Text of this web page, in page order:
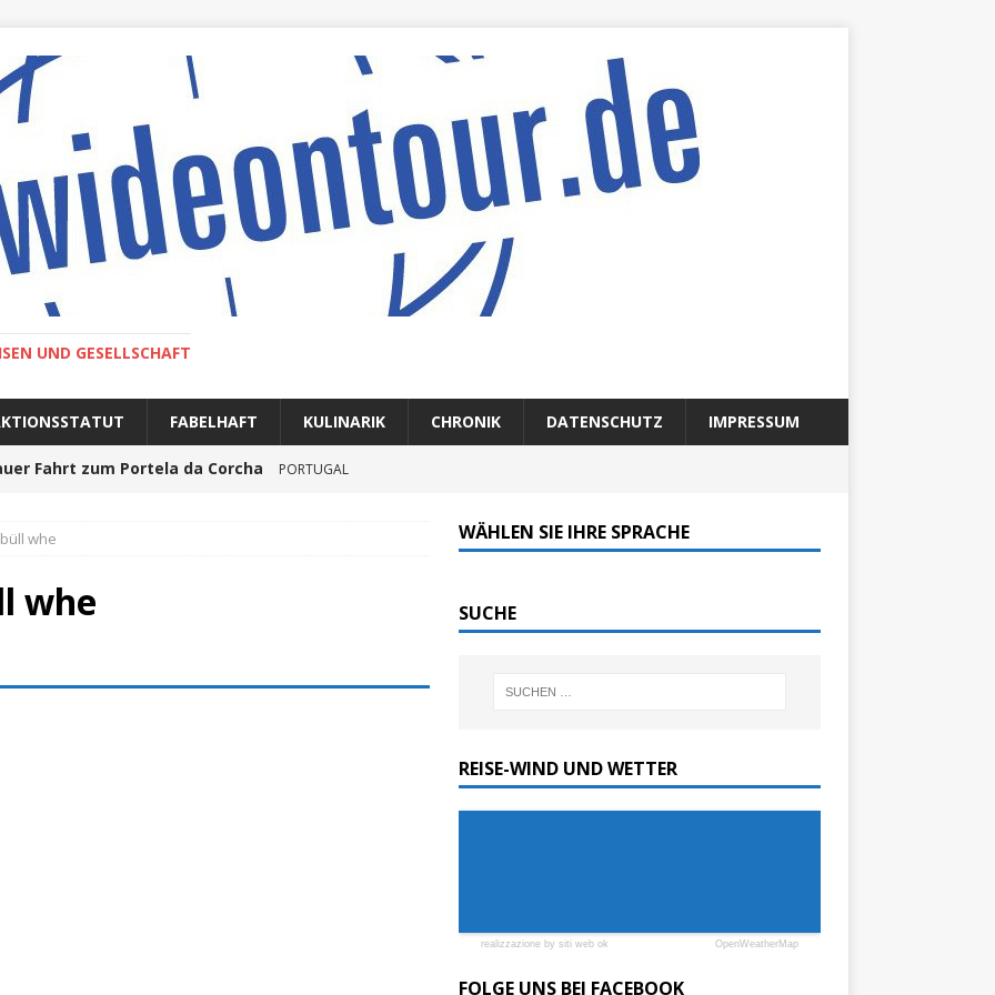
UND GESELLSCHAFT
FABELHAFT KULINARIK CHRONIK DATENSCHUTZ IMPRESSUM
Fahrt zum Portela da Corcha PORTUGAL
sofort elektrisch: Halligbahn wird modernisiert
whe
whe
WÄHLEN SIE IHRE SPRACHE
SUCHE
REISE-WIND UND WETTER
realizzazione by siti web ok OpenWeatherMap
FOLGE UNS BEI FACEBOOK